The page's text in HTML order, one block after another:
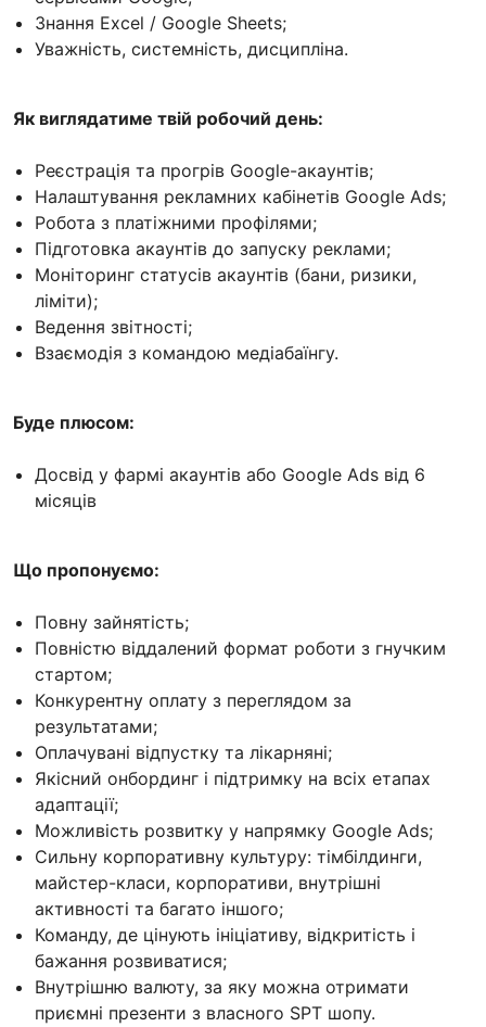
Знання Excel / Google Sheets;
Уважність, системність, дисципліна.
Як виглядатиме твій робочий день:
Реєстрація та прогрів Google-акаунтів;
Налаштування рекламних кабінетів Google Ads;
Робота з платіжними профілями;
Підготовка акаунтів до запуску реклами;
Моніторинг статусів акаунтів (бани, ризики,
ліміти);
Ведення звітності;
Взаємодія з командою медіабаїнгу.
Буде плюсом:
Досвід у фармі акаунтів або Google Ads від 6
місяців
Що пропонуємо:
Повну зайнятість;
Повністю віддалений формат роботи з гнучким
стартом;
Конкурентну оплату з переглядом за
результатами;
Оплачувані відпустку та лікарняні;
Якісний онбординг і підтримку на всіх етапах
адаптації;
Можливість розвитку у напрямку Google Ads;
Сильну корпоративну культуру: тімбілдинги,
майстер-класи, корпоративи, внутрішні
активності та багато іншого;
Команду, де цінують ініціативу, відкритість і
бажання розвиватися;
Внутрішню валюту, за яку можна отримати
приємні презенти з власного SPT шопу.